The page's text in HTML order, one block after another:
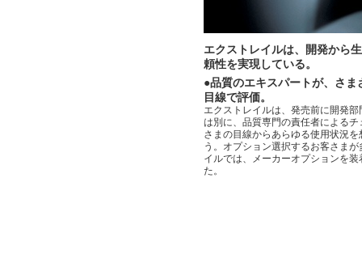
エクストレイルは、開発から
頼性を実現している。
●品質のエキスパートが、さ
目線で評価。
エクストレイルは、発売前に開発
は別に、品質専門の責任者による
さまの目線からあらゆる使用状況
う。オプション選択するお客さま
イルでは、メーカーオプションを
た。